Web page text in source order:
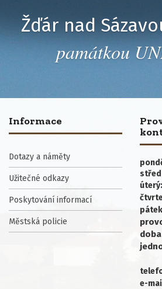
Žďár nad
památkou
Informace
Dotazy a náměty
Užitečné odkazy
Poskytování informací
Městská policie
úterý:
doba
e-